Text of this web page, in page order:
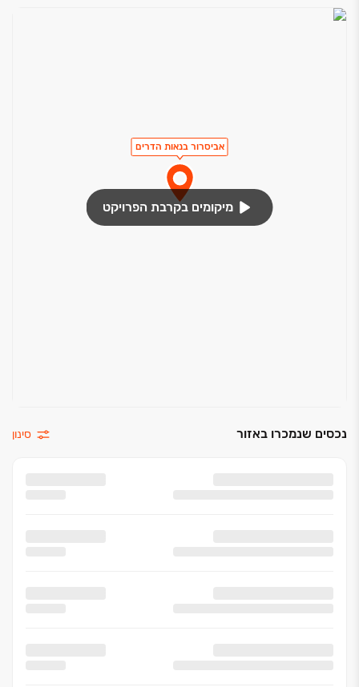
אביסרור בנאות הדרים
מיקומים בקרבת הפרויקט
נכסים שנמכרו באזור סינון